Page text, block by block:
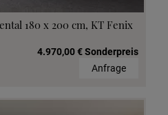
180 x 200 cm, KT Fenix
4.970,00 € Sonderpreis
Anfrage